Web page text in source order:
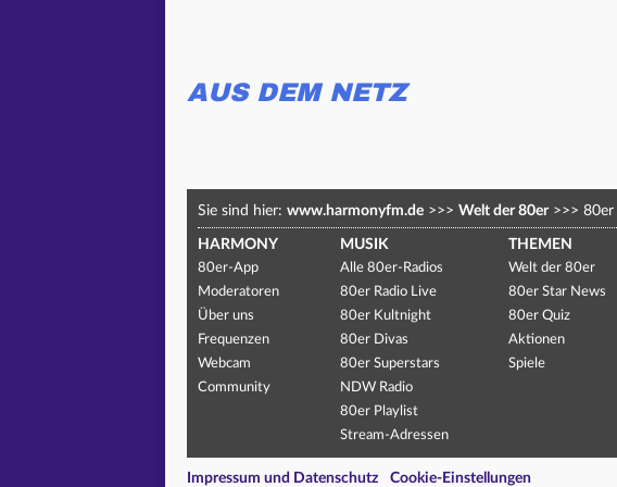
AUS DEM NETZ
Sie sind hier: www.harmonyfm.de >>> Welt der 80er >>> 80er
HARMONY
80er-App
Moderatoren
Über uns
Frequenzen
Webcam
Community
MUSIK
Alle 80er-Radios
80er Radio Live
80er Kultnight
80er Divas
80er Superstars
NDW Radio
80er Playlist
Stream-Adressen
THEMEN
Welt der 80er
80er Star News
80er Quiz
Aktionen
Spiele
Impressum und Datenschutz Cookie-Einstellungen